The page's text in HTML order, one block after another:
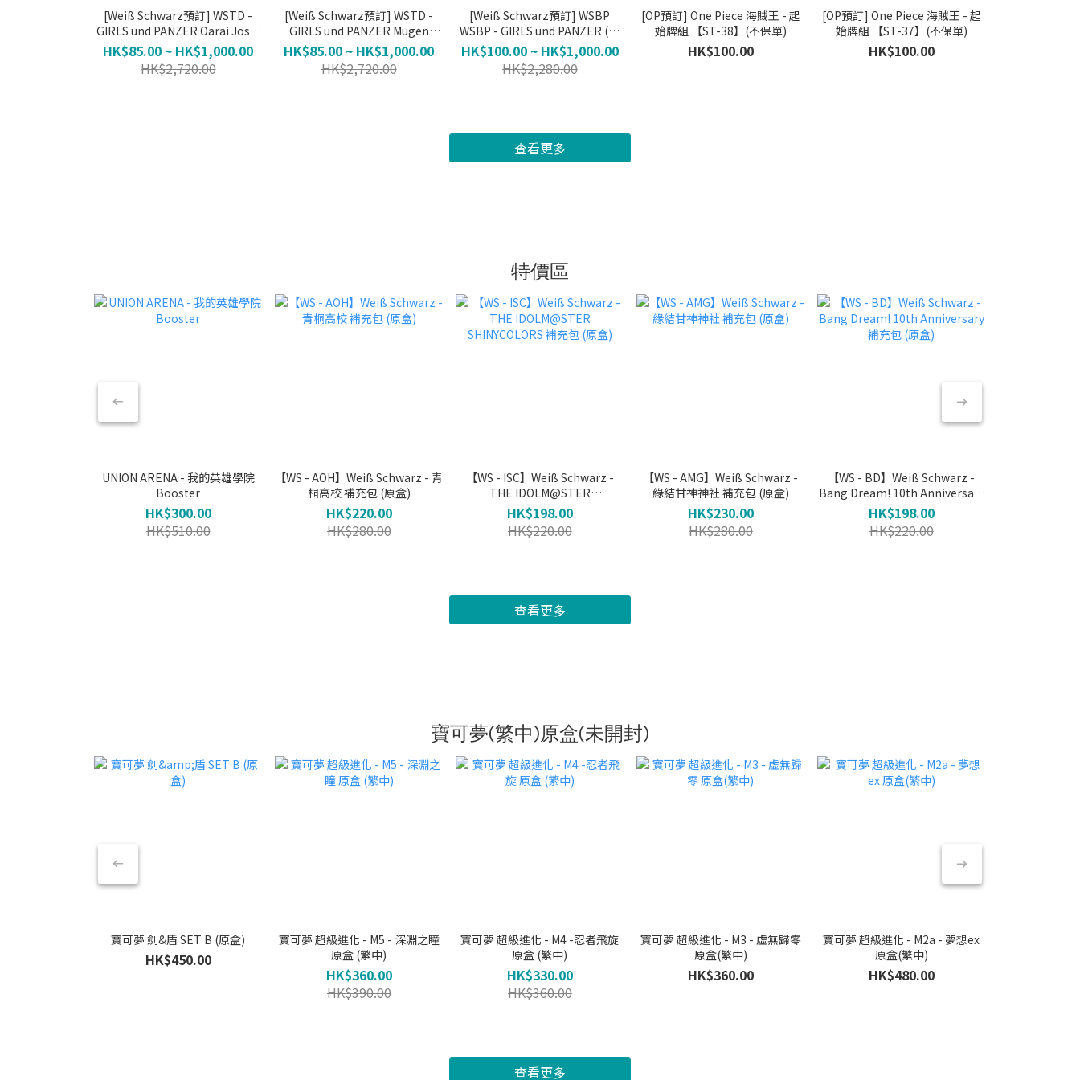
[Weiß Schwarz預訂] WSTD -
GIRLS und PANZER Oarai Joshi
Gakuen (不保單)
HK$85.00 ~ HK$1,000.00
HK$2,720.00
[Weiß Schwarz預訂] WSTD -
GIRLS und PANZER Mugen
Kidohai (不保單)
HK$85.00 ~ HK$1,000.00
HK$2,720.00
[Weiß Schwarz預訂] WSBP
WSBP - GIRLS und PANZER (不
保單)
HK$100.00 ~ HK$1,000.00
HK$2,280.00
[OP預訂] One Piece 海賊王 - 起
始牌組 【ST-38】(不保單)
HK$100.00
[OP預訂] One Piece 海賊王 - 起
始牌組 【ST-37】(不保單)
HK$100.00
查看更多
特價區
UNION ARENA - 我的英雄學院
Booster
HK$300.00
HK$510.00
【WS - AOH】Weiß Schwarz - 青
桐高校 補充包 (原盒)
HK$220.00
HK$280.00
【WS - ISC】Weiß Schwarz -
THE IDOLM@STER
SHINYCOLORS 補充包 (原盒)
HK$198.00
HK$220.00
【WS - AMG】Weiß Schwarz -
緣結甘神神社 補充包 (原盒)
HK$230.00
HK$280.00
【WS - BD】Weiß Schwarz -
Bang Dream! 10th Anniversary
補充包 (原盒)
HK$198.00
HK$220.00
查看更多
寶可夢(繁中)原盒(未開封)
寶可夢 劍&盾 SET B (原盒)
HK$450.00
寶可夢 超級進化 - M5 - 深淵之瞳
原盒 (繁中)
HK$360.00
HK$390.00
寶可夢 超級進化 - M4 -忍者飛旋
原盒 (繁中)
HK$330.00
HK$360.00
寶可夢 超級進化 - M3 - 虛無歸零
原盒(繁中)
HK$360.00
寶可夢 超級進化 - M2a - 夢想ex
原盒(繁中)
HK$480.00
查看更多